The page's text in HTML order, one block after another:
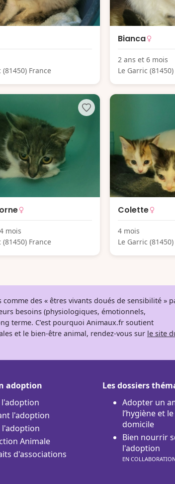
(81450) France
Bianca
2 ans et 6 mois
Le Garric
mois
(81450) France
Colette
4 mois
Le Garric
des « êtres vivants doués de sensibilité »
besoins (physiologiques, émotionnels,
terme. C’est pourquoi Animaux.fr soutient
et le bien-être animal, rendez-vous sur le site
adoption
l'adoption
l'adoption
l'adoption
Animale
d'associations
Les dossiers
Adopter un
l’hygiène et
domicile
Bien nourrir
l'adoption
EN